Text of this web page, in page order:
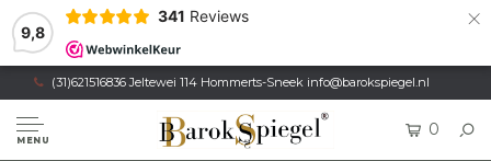
9,8
341 Reviews ×
(31)621516836 Jeltewei 114 Hommerts-Sneek info@barokspiegel.nl
MENU
0